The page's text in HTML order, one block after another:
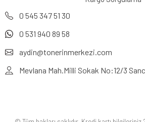
0 545 347 51 30
0 531 940 89 58
aydin@tonerinmerkezi.com
Mevlana Mah.Milli Sokak No:12/3